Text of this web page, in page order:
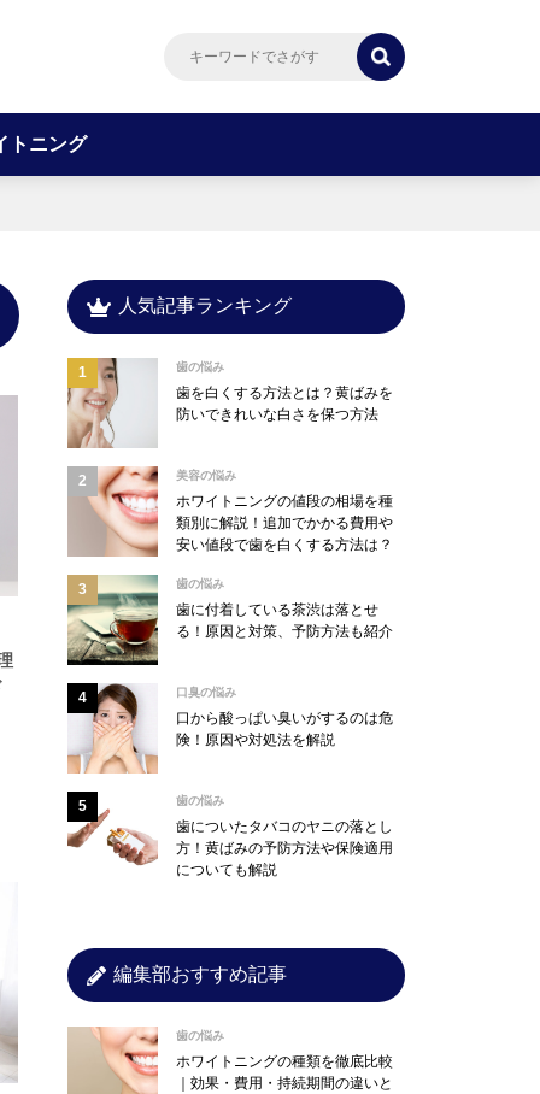
トニング
人気記事ランキング
歯の悩み
歯を白くする方法とは？黄ばみを
防いできれいな白さを保つ方法
美容の悩み
ホワイトニングの値段の相場を種
類別に解説！追加でかかる費用や
安い値段で歯を白くする方法は？
歯の悩み
歯に付着している茶渋は落とせ
る！原因と対策、予防方法も紹介
口臭の悩み
口から酸っぱい臭いがするのは危
険！原因や対処法を解説
歯の悩み
歯についたタバコのヤニの落とし
方！黄ばみの予防方法や保険適用
についても解説
編集部おすすめ記事
歯の悩み
ホワイトニングの種類を徹底比較
｜効果・費用・持続期間の違いと